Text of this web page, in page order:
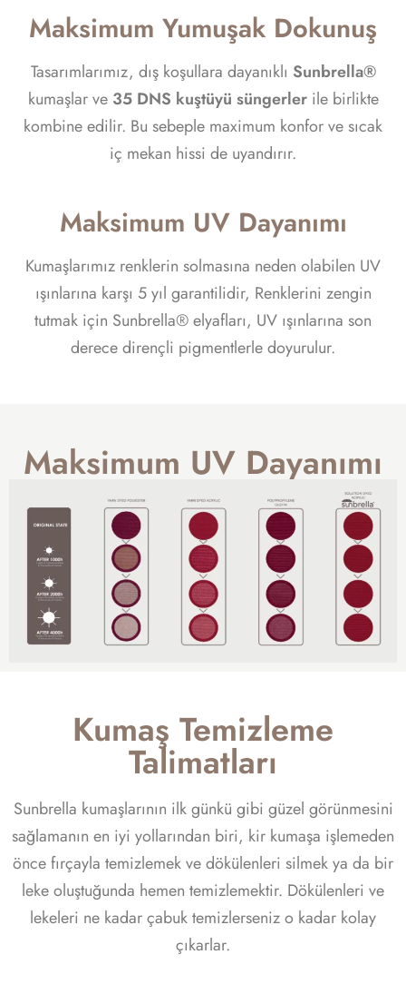
Maksimum Yumuşak Dokunuş
Tasarımlarımız, dış koşullara dayanıklı Sunbrella®
kumaşlar ve 35 DNS kuştüyü süngerlerile birlikte
kombine edilir. Bu sebeple maximum konfor ve sıcak
iç mekan hissi de uyandırır.
Maksimum UV Dayanımı
Kumaşlarımız renklerin solmasına neden olabilen UV
ışınlarına karşı 5 yıl garantilidir, Renklerini zengin
tutmak için Sunbrella® elyafları, UV ışınlarına son
derece dirençli pigmentlerle doyurulur.
Maksimum UV Dayanımı
Kumaş Temizleme
Talimatları
Sunbrella kumaşlarının ilk günkü gibi güzel görünmesini
sağlamanın en iyi yollarından biri, kir kumaşa işlemeden
önce fırçayla temizlemek ve dökülenleri silmek ya da bir
leke oluştuğunda hemen temizlemektir. Dökülenleri ve
lekeleri ne kadar çabuk temizlerseniz o kadar kolay
çıkarlar.